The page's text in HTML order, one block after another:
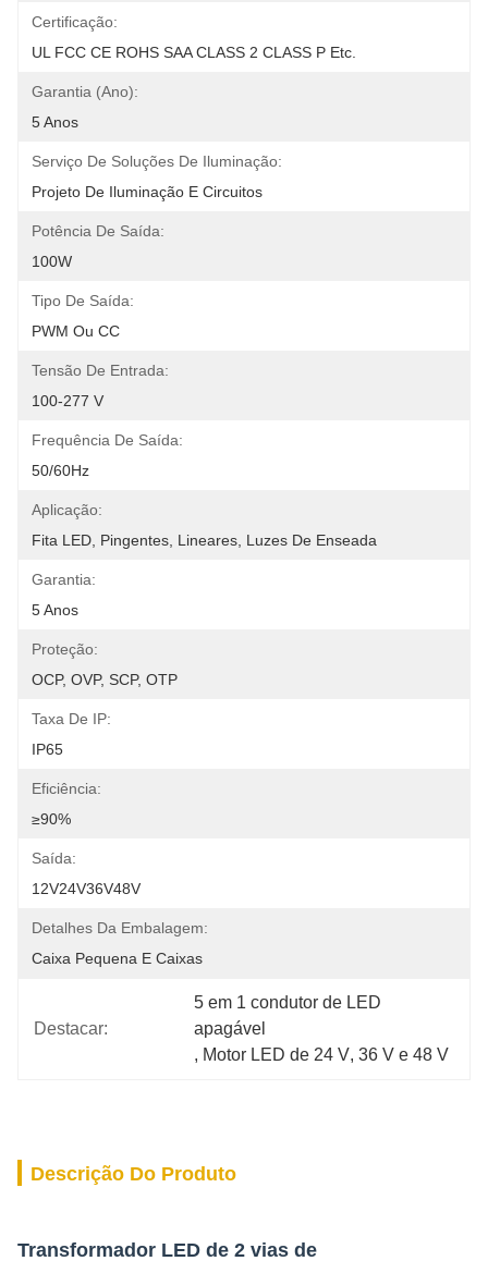
Certificação:
UL FCC CE ROHS SAA CLASS 2 CLASS P Etc.
Garantia (Ano):
5 Anos
Serviço De Soluções De Iluminação:
Projeto De Iluminação E Circuitos
Potência De Saída:
100W
Tipo De Saída:
PWM Ou CC
Tensão De Entrada:
100-277 V
Frequência De Saída:
50/60Hz
Aplicação:
Fita LED, Pingentes, Lineares, Luzes De Enseada
Garantia:
5 Anos
Proteção:
OCP, OVP, SCP, OTP
Taxa De IP:
IP65
Eficiência:
≥90%
Saída:
12V24V36V48V
Detalhes Da Embalagem:
Caixa Pequena E Caixas
Destacar:
5 em 1 condutor de LED
apagável
, Motor LED de 24 V, 36 V e 48 V
Descrição Do Produto
Transformador LED de 2 vias de